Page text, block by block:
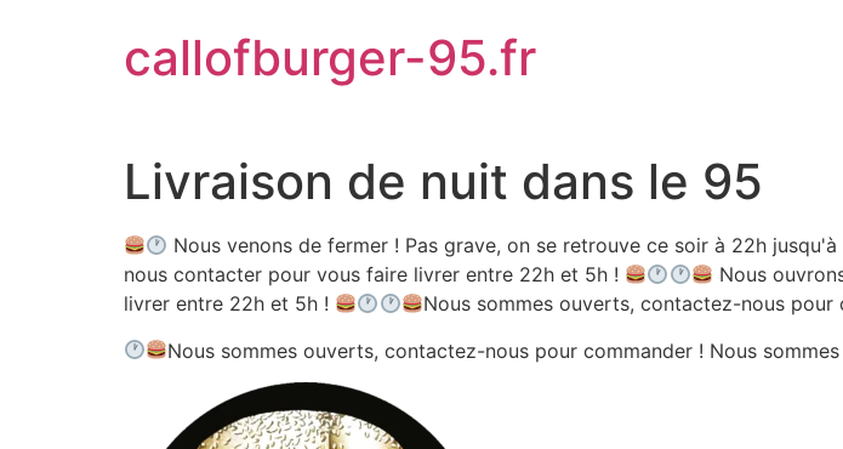
callofburger-95.fr
Livraison de nuit dans le 95
Nous venons de fermer ! Pas grave, on se retrouve ce soir à 22h jusqu'à
nous contacter pour vous faire livrer entre 22h et 5h !
Nous
livrer entre 22h et 5h !
Nous sommes ouverts, contactez-nous
Nous sommes ouverts, contactez-nous pour commander ! Nous